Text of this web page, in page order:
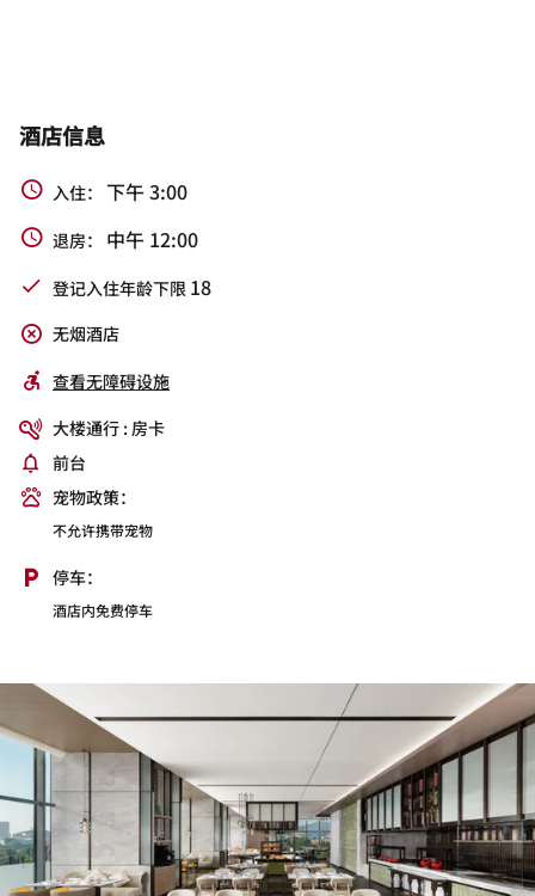
酒店信息
入住： 下午 3:00
退房： 中午 12:00
登记入住年龄下限 18
无烟酒店
查看无障碍设施
大楼通行 : 房卡
前台
宠物政策：
不允许携带宠物
停车：
酒店内免费停车